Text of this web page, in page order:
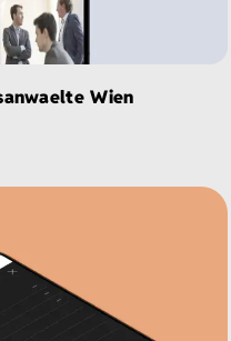
Wien